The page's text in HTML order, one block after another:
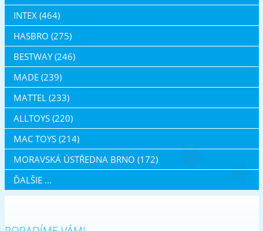
INTEX (464)
HASBRO (275)
BESTWAY (246)
MADE (239)
MATTEL (233)
ALLTOYS (220)
MAC TOYS (214)
MORAVSKÁ ÚSTŘEDNA BRNO (172)
ĎALŠIE ...